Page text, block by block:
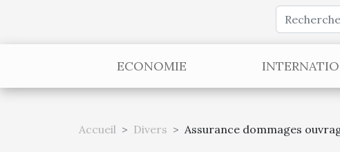
ECONOMIE
Accueil Divers Assurance dommages